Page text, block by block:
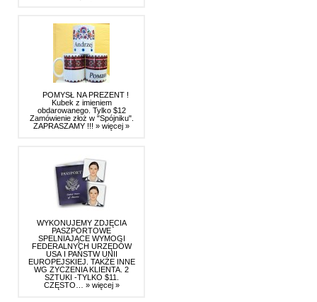
POMYSŁ NA PREZENT !
Kubek z imieniem
obdarowanego. Tylko $12
Zamówienie złoż w "Spójniku".
ZAPRASZAMY !!! » więcej »
WYKONUJEMY ZDJĘCIA
PASZPORTOWE
SPELNIAJĄCE WYMOGI
FEDERALNYCH URZĘDÓW
USA I PAŃSTW UNII
EUROPEJSKIEJ. TAKŻE INNE
WG ZYCZENIA KLIENTA. 2
SZTUKI -TYLKO $11.
CZĘSTO… » więcej »